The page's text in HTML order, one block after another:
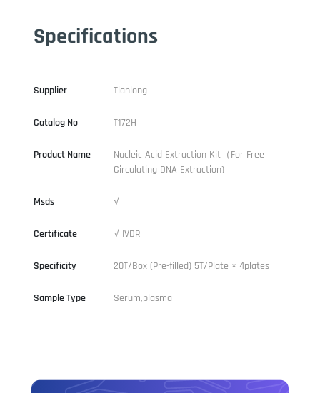
Specifications
Supplier Tianlong
Catalog No T172H
Product Name
Nucleic Acid Extraction Kit（For Free
Circulating DNA Extraction)
Msds √
Certificate √ IVDR
Specificity 20T/Box (Pre-filled) 5T/Plate × 4plates
Sample Type Serum,plasma